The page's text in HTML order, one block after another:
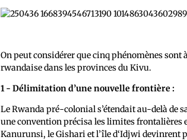
On peut considérer que cinq phénomènes sont
rwandaise dans les provinces du Kivu.
1 - Délimitation d’une nouvelle frontière :
Le Rwanda pré-colonial s’étendait au-delà de
une convention précisa les limites frontalières
Kanurunsi, le Gishari et l’île d‘Idjwi devinrent